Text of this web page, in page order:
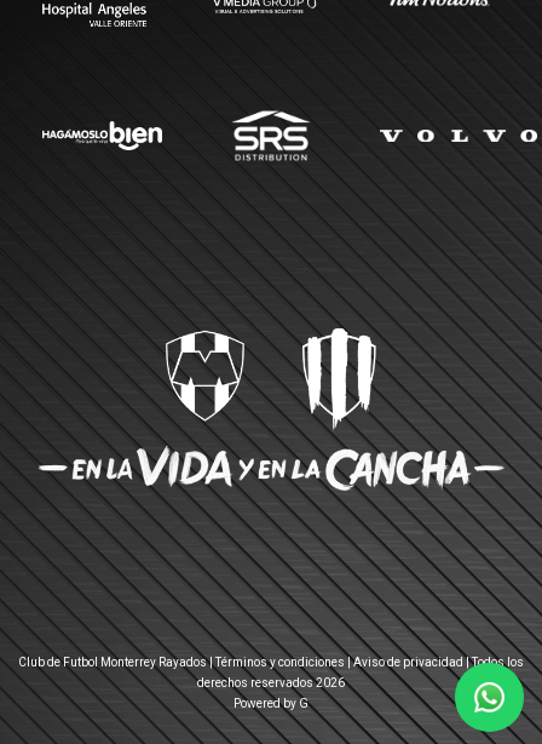
Club de Futbol Monterrey Rayados |Términos y condiciones |Aviso de privacidad | Todos los
derechos reservados 2026
Powered by G